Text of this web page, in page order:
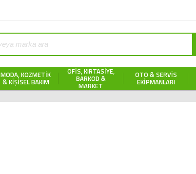
MODA, KOZMETIK
& KIŞISEL BAKIM
OFIS, KIRTASIYE,
BARKOD &
MARKET
OTO & SERVIS
EKIPMANLARI